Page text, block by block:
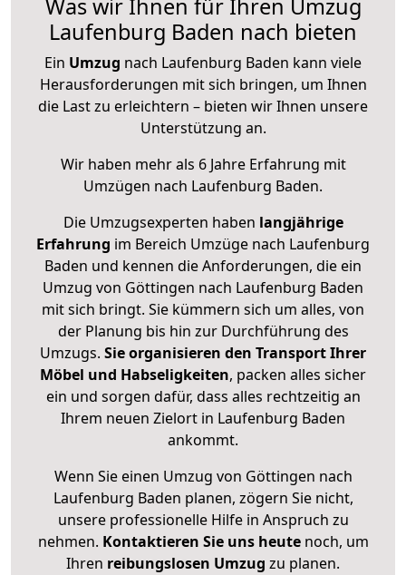
Was wir Ihnen für Ihren Umzug
Laufenburg Baden nach bieten
Ein Umzug nach Laufenburg Baden kann viele
Herausforderungen mit sich bringen, um Ihnen
die Last zu erleichtern – bieten wir Ihnen unsere
Unterstützung an.
Wir haben mehr als 6 Jahre Erfahrung mit
Umzügen nach Laufenburg Baden.
Die Umzugsexperten haben langjährige
Erfahrung im Bereich Umzüge nach Laufenburg
Baden und kennen die Anforderungen, die ein
Umzug von Göttingen nach Laufenburg Baden
mit sich bringt. Sie kümmern sich um alles, von
der Planung bis hin zur Durchführung des
Umzugs. Sie organisieren den Transport Ihrer
Möbel und Habseligkeiten, packen alles sicher
ein und sorgen dafür, dass alles rechtzeitig an
Ihrem neuen Zielort in Laufenburg Baden
ankommt.
Wenn Sie einen Umzug von Göttingen nach
Laufenburg Baden planen, zögern Sie nicht,
unsere professionelle Hilfe in Anspruch zu
nehmen. Kontaktieren Sie uns heutenoch, um
Ihren reibungslosen Umzug zu planen.